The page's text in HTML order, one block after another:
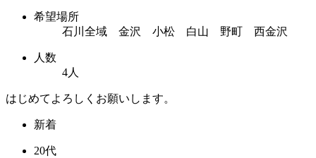
希望場所
石川全域 金沢 小松 白山 野町 西金沢
人数
4人
はじめてよろしくお願いします。
新着
20代